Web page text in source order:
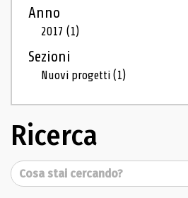
Anno
2017(1)
Sezioni
Nuovi progetti(1)
Ricerca
Cerca